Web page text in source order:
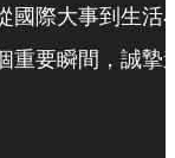
國際大事到生活
重要瞬間，誠摯